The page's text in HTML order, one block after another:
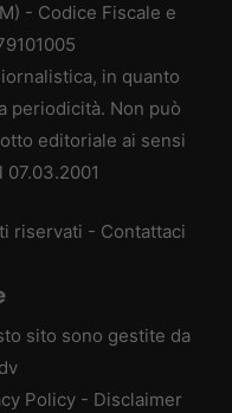
- Codice Fiscale e
in quanto
periodicità. Non può
editoriale ai sensi
riservati - Contattaci
sito sono gestite da
Policy - Disclaimer